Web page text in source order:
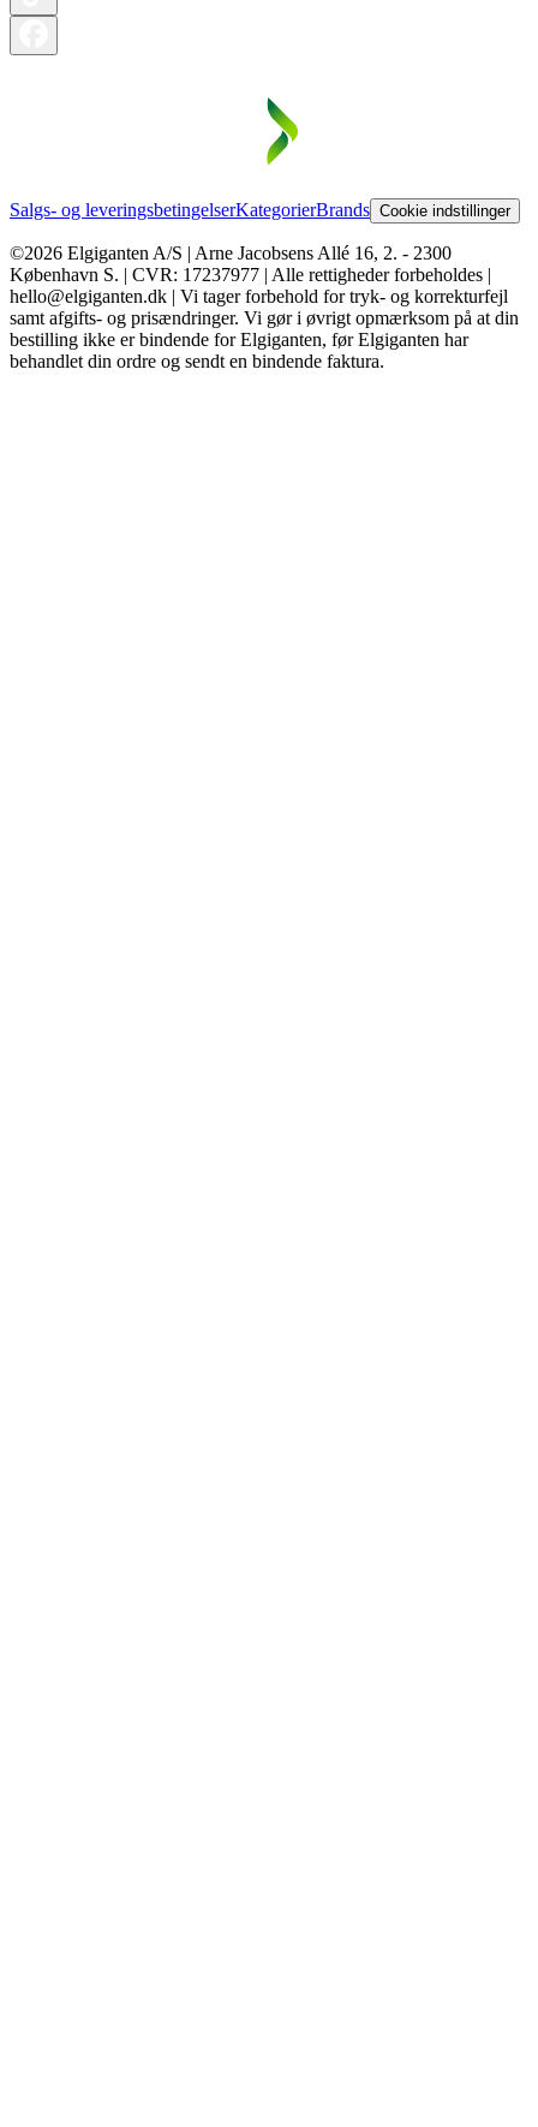
Salgs- og leveringsbetingelserKategorierBrands Cookie indstillinger
©2026 Elgiganten A/S | Arne Jacobsens Allé 16, 2. - 2300
København S. | CVR: 17237977 | Alle rettigheder forbeholdes |
hello@elgiganten.dk | Vi tager forbehold for tryk- og korrekturfejl
samt afgifts- og prisændringer. Vi gør i øvrigt opmærksom på at din
bestilling ikke er bindende for Elgiganten, før Elgiganten har
behandlet din ordre og sendt en bindende faktura.